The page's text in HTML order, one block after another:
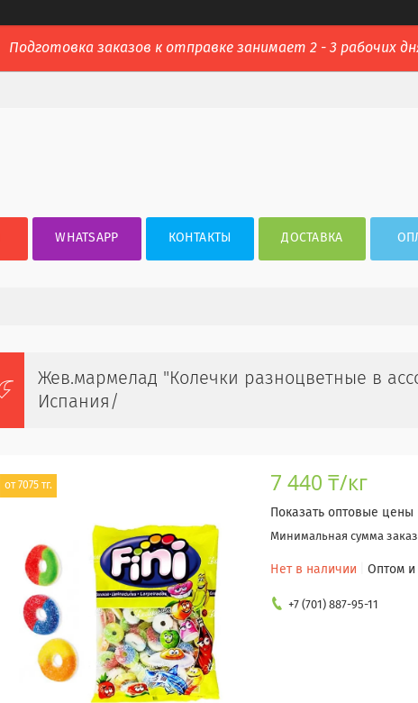
Подготовка заказов к отправке занимает 2 - 3 рабочих
WHATSAPP КОНТАКТЫ ДОСТАВКА
Жев.мармелад "Колечки разноцветные в
Испания/
от 7075 тг. 7 440 ₸/кг
Показать оптовые цены
Минимальная сумма
Нет в наличии Оптом и
+7 (701) 887-95-11